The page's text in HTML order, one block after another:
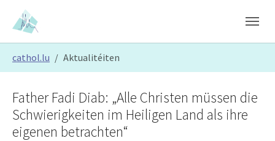
Skip to main content
Skip to page footer
cathol.lu Aktualitéiten
Father Fadi Diab: „Alle Christen müssen die
Schwierigkeiten im Heiligen Land als ihre
eigenen betrachten“